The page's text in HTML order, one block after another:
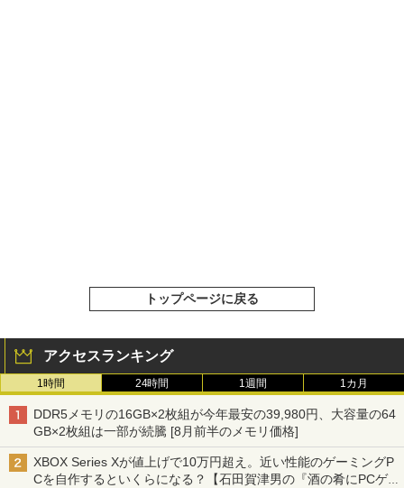
トップページに戻る
アクセスランキング
1時間 24時間 1週間 1カ月
DDR5メモリの16GB×2枚組が今年最安の39,980円、大容量の64
GB×2枚組は一部が続騰 [8月前半のメモリ価格]
XBOX Series Xが値上げで10万円超え。近い性能のゲーミングP
Cを自作するといくらになる？【石田賀津男の『酒の肴にPCゲ